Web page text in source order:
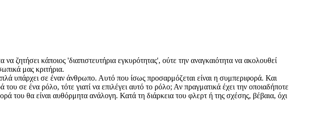
ζητήσει κάποιος 'διαπιστευτήρια εγκυρότητας', ούτε την αναγκαιότητα να ακολουθεί
μας κριτήρια.
υπάρχει σε έναν άνθρωπο. Αυτό που ίσως προσαρμόζεται είναι η συμπεριφορά. Και
σε ένα ρόλο, τότε γιατί να επιλέγει αυτό το ρόλο; Αν πραγματικά έχει την οποιαδήποτε
του θα είναι αυθόρμητα ανάλογη. Κατά τη διάρκεια του φλερτ ή της σχέσης, βέβαια, όχι